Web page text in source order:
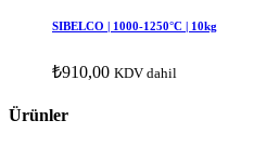
SIBELCO | 1000-1250°C | 10kg
₺910,00 KDV dahil
Ürünler